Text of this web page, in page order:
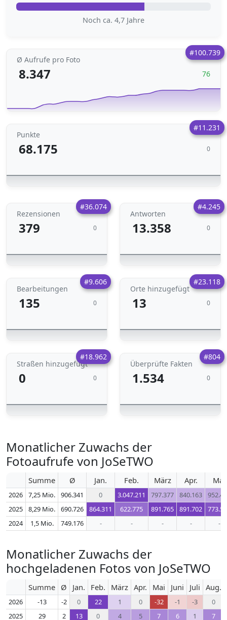
Noch ca. 4,7 Jahre
#100.739
Ø Aufrufe pro Foto
8.347 76
#11.231
Punkte
68.175 0
#36.074
Rezensionen
379 0
#4.245
Antworten
13.358 0
#9.606
Bearbeitungen
135 0
#23.118
Orte hinzugefügt
13 0
#18.962
Straßen hinzugefügt
0 0
#804
Überprüfte Fakten
1.534 0
Monatlicher Zuwachs der
Fotoaufrufe von JoSeTWO
Summe Ø Jan. Feb. März Apr. Mai
2026 7,25 Mio. 906.341 0 3.047.211 797.377 840.163
2025
8,29 Mio. 690.726 864.311 622.775 891.765 891.702
2024
1,5 Mio. 749.176 - - - - -
Monatlicher Zuwachs der
hochgeladenen Fotos von JoSeTWO
Summe Ø Jan. Feb. März Apr. Mai Juni Juli Aug.
2026 -13 -2 0 22 1 0 -32 -1 -3
0
2025
29 2 13 0 4 5 7 6 1 7